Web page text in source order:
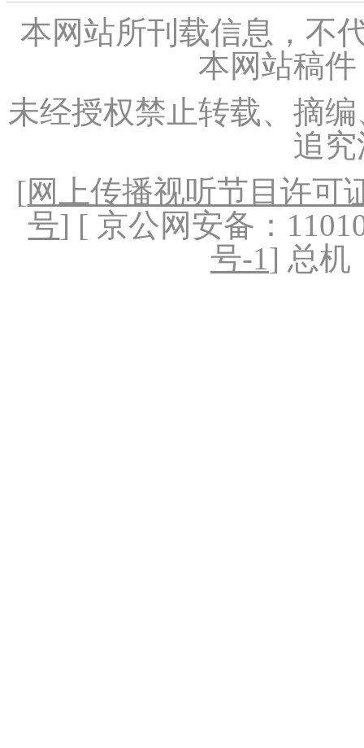
本网站所刊载信息，不
本网站稿
未经授权禁止转载、摘
追
[网上传播视听节目许可
号] [ 京公网安备：
号-1] 总机